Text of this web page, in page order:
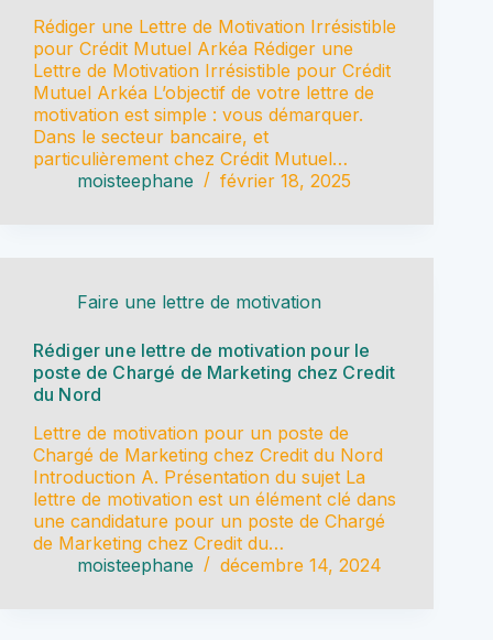
Rédiger une Lettre de Motivation Irrésistible
pour Crédit Mutuel Arkéa Rédiger une
Lettre de Motivation Irrésistible pour Crédit
Mutuel Arkéa L’objectif de votre lettre de
motivation est simple : vous démarquer.
Dans le secteur bancaire, et
particulièrement chez Crédit Mutuel…
moisteephane
février 18, 2025
Faire une lettre de motivation
Rédiger une lettre de motivation pour le
poste de Chargé de Marketing chez Credit
du Nord
Lettre de motivation pour un poste de
Chargé de Marketing chez Credit du Nord
Introduction A. Présentation du sujet La
lettre de motivation est un élément clé dans
une candidature pour un poste de Chargé
de Marketing chez Credit du…
moisteephane
décembre 14, 2024